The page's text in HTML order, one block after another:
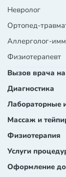
Невролог
Ортопед-
Аллерголог-
Физиотерапевт
Вызов врача
Диагностика
Лабораторные
Массаж и
Физиотерапия
Услуги
Оформление